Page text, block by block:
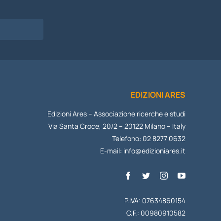
EDIZIONI ARES
Edizioni Ares – Associazione ricerche e studi
Via Santa Croce, 20/2 – 20122 Milano – Italy
Telefono: 02 8277 0632
E-mail: info@edizioniares.it
P.IVA: 07634860154
C.F.: 00980910582